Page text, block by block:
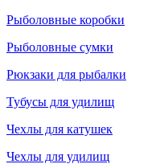
Рыболовные коробки
Рыболовные сумки
Рюкзаки для рыбалки
Тубусы для удилищ
Чехлы для катушек
Чехлы для удилищ